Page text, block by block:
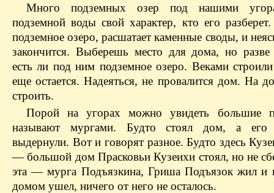
Много подземных озер под нашими
подземной воды свой характер, кто его
подземное озеро, расшатает каменные своды, и
закончится. Выберешь место для дома, но
есть ли под ним подземное озеро. Веками
еще остается. Надеяться, не провалится дом. На
строить.
Порой на угорах можно увидеть большие
называют мургами. Будто стоял дом, а его
выдернули. Вот и говорят разное. Будто здесь
— большой дом Прасковьи Кузеихи стоял, но не
эта — мурга Подъязкина, Гриша Подъязок жил и
домом ушел, ничего от него не осталось.